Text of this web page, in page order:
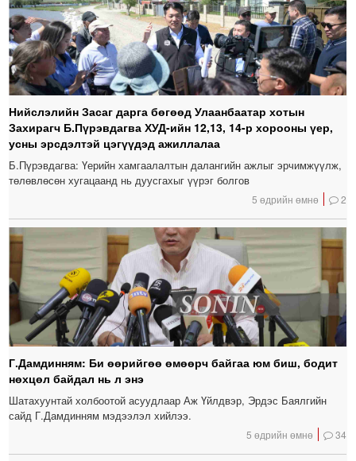
Нийслэлийн Засаг дарга бөгөөд Улаанбаатар хотын
Захирагч Б.Пүрэвдагва ХУД-ийн 12,13, 14-р хорооны үер,
усны эрсдэлтэй цэгүүдэд ажиллалаа
Б.Пүрэвдагва: Үерийн хамгаалалтын далангийн ажлыг эрчимжүүлж,
төлөвлөсөн хугацаанд нь дуусгахыг үүрэг болгов
5 өдрийн өмнө 2
Г.Дамдинням: Би өөрийгөө өмөөрч байгаа юм биш, бодит
нөхцөл байдал нь л энэ
Шатахуунтай холбоотой асуудлаар Аж Үйлдвэр, Эрдэс Баялгийн
сайд Г.Дамдинням мэдээлэл хийлээ.
5 өдрийн өмнө 34